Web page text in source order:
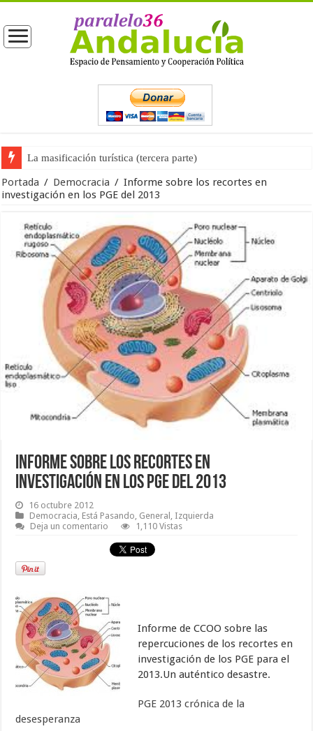
La masificación turística (tercera parte)
La opinión pública ante las próximas elecciones generales
Portada / Democracia / Informe sobre los recortes en
investigación en los PGE del 2013
Informe sobre los recortes en
investigación en los PGE del 2013
16 octubre 2012
Democracia, Está Pasando, General , Izquierda
Deja un comentario
1,110 Vistas
Informe de CCOO sobre las
repercuciones de los recortes en
investigación de los PGE para el
2013.Un auténtico desastre.
PGE 2013 crónica de la
desesperanza